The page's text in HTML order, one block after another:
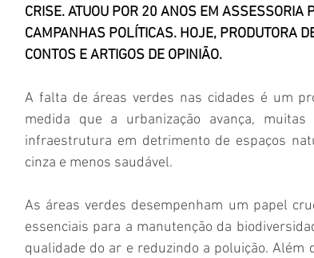
CRISE. ATUOU POR 20 ANOS EM ASSESSORIA
CAMPANHAS POLÍTICAS. HOJE, PRODUTORA
CONTOS E ARTIGOS DE OPINIÃO.
A falta de áreas verdes nas cidades é um
medida que a urbanização avança,
infraestrutura em detrimento de espaços
cinza e menos saudável.
As áreas verdes desempenham um papel
essenciais para a manutenção da
qualidade do ar e reduzindo a poluição.